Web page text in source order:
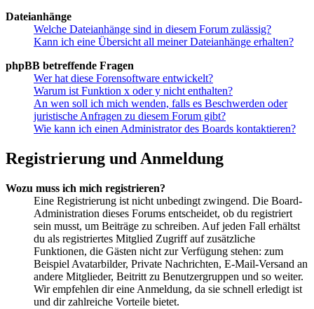
Dateianhänge
Welche Dateianhänge sind in diesem Forum zulässig?
Kann ich eine Übersicht all meiner Dateianhänge erhalten?
phpBB betreffende Fragen
Wer hat diese Forensoftware entwickelt?
Warum ist Funktion x oder y nicht enthalten?
An wen soll ich mich wenden, falls es Beschwerden oder
juristische Anfragen zu diesem Forum gibt?
Wie kann ich einen Administrator des Boards kontaktieren?
Registrierung und Anmeldung
Wozu muss ich mich registrieren?
Eine Registrierung ist nicht unbedingt zwingend. Die Board-
Administration dieses Forums entscheidet, ob du registriert
sein musst, um Beiträge zu schreiben. Auf jeden Fall erhältst
du als registriertes Mitglied Zugriff auf zusätzliche
Funktionen, die Gästen nicht zur Verfügung stehen: zum
Beispiel Avatarbilder, Private Nachrichten, E-Mail-Versand an
andere Mitglieder, Beitritt zu Benutzergruppen und so weiter.
Wir empfehlen dir eine Anmeldung, da sie schnell erledigt ist
und dir zahlreiche Vorteile bietet.